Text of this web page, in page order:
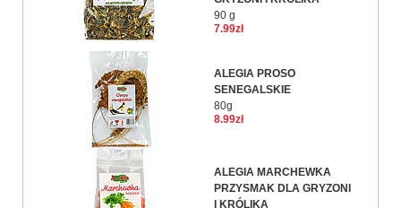
90 g
7.99zł
ALEGIA PROSO
SENEGALSKIE
80g
8.99zł
ALEGIA MARCHEWKA
PRZYSMAK DLA GRYZONI
I KRÓLIKA